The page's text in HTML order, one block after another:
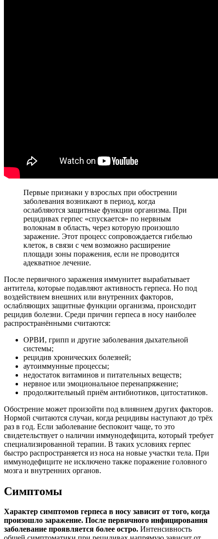
Первые признаки у взрослых при обострении
заболевания возникают в период, когда
ослабляются защитные функции организма. При
рецидивах герпес «спускается» по нервным
волокнам в область, через которую произошло
заражение. Этот процесс сопровождается гибелью
клеток, в связи с чем возможно расширение
площади зоны поражения, если не проводится
адекватное лечение.
После первичного заражения иммунитет вырабатывает
антитела, которые подавляют активность герпеса. Но под
воздействием внешних или внутренних факторов,
ослабляющих защитные функции организма, происходит
рецидив болезни. Среди причин герпеса в носу наиболее
распространёнными считаются:
ОРВИ, грипп и другие заболевания дыхательной
системы;
рецидив хронических болезней;
аутоиммунные процессы;
недостаток витаминов и питательных веществ;
нервное или эмоциональное перенапряжение;
продолжительный приём антибиотиков, цитостатиков.
Обострение может произойти под влиянием других факторов.
Нормой считаются случаи, когда рецидивы наступают до трёх
раз в год. Если заболевание беспокоит чаще, то это
свидетельствует о наличии иммунодефицита, который требует
специализированной терапии. В таких условиях герпес
быстро распространяется из носа на новые участки тела. При
иммунодефиците не исключено также поражение головного
мозга и внутренних органов.
Симптомы
Характер симптомов герпеса в носу зависит от того, когда
произошло заражение. После первичного инфицирования
заболевание проявляется более остро. Интенсивность